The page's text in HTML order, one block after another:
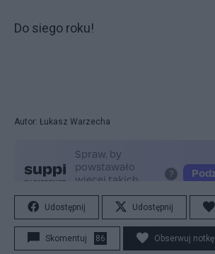
Do siego roku!
Autor: Łukasz Warzecha
Udostępnij Udostępnij
Skomentuj 86 Obserwuj notkę